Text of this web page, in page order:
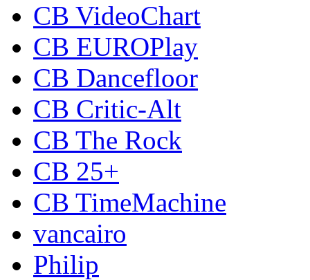
CB VideoChart
CB EUROPlay
CB Dancefloor
CB Critic-Alt
CB The Rock
CB 25+
CB TimeMachine
vancairo
Philip